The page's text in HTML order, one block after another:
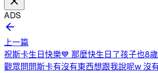
ADS
上一篇
祝斯卡生日快樂💙 那麼快生日了孩子也8
觀眾問問斯卡有沒有東西想跟我說呢w 沒